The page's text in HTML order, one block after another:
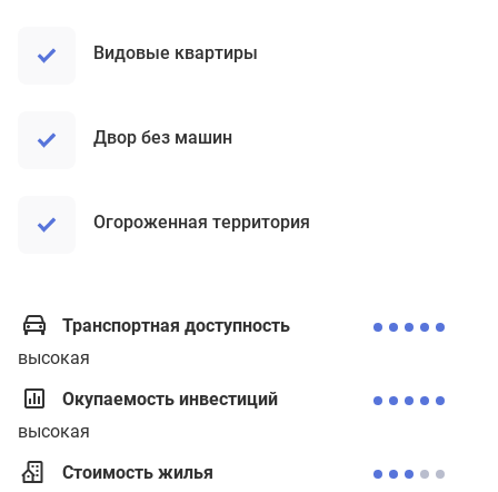
Видовые квартиры
Двор без машин
Огороженная территория
Транспортная доступность
высокая
Окупаемость инвестиций
высокая
Стоимость жилья